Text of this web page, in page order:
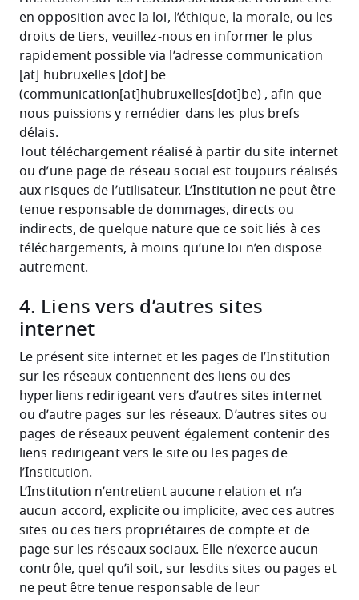
en opposition avec la loi, l’éthique, la morale, ou les
droits de tiers, veuillez-nous en informer le plus
rapidement possible via l’adresse communication
[at]
hubruxelles [dot]
be
(communication[at]hubruxelles[dot]be), afin que
nous puissions y remédier dans les plus brefs
délais.
Tout téléchargement réalisé à partir du site internet
ou d’une page de réseau social est toujours réalisés
aux risques de l’utilisateur. L’Institution ne peut être
tenue responsable de dommages, directs ou
indirects, de quelque nature que ce soit liés à ces
téléchargements, à moins qu’une loi n’en dispose
autrement.
4. Liens vers d’autres sites
internet
Le présent site internet et les pages de l’Institution
sur les réseaux contiennent des liens ou des
hyperliens redirigeant vers d’autres sites internet
ou d’autre pages sur les réseaux. D’autres sites ou
pages de réseaux peuvent également contenir des
liens redirigeant vers le site ou les pages de
l’Institution.
L’Institution n’entretient aucune relation et n’a
aucun accord, explicite ou implicite, avec ces autres
sites ou ces tiers propriétaires de compte et de
page sur les réseaux sociaux. Elle n’exerce aucun
contrôle, quel qu’il soit, sur lesdits sites ou pages et
ne peut être tenue responsable de leur